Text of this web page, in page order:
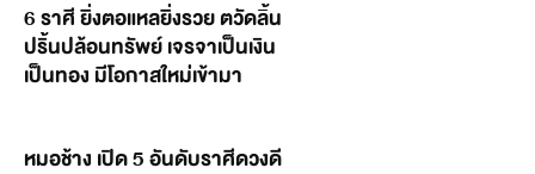
6 ราศี ยิ่งตอแหลยิ่งรวย ตวัดลิ้น
ปริ้นปล้อนทรัพย์ เจรจาเป็นเงิน
เป็นทอง มีโอกาสใหม่เข้ามา
หมอช้าง เปิด 5 อันดับราศีดวงดี